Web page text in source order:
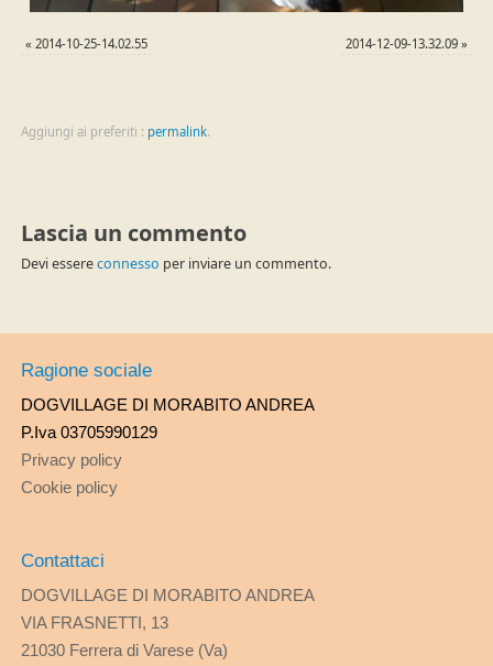
« 2014-10-25-14.02.55 2014-12-09-13.32.09 »
Aggiungi ai preferiti : permalink.
Lascia un commento
Devi essereconnesso per inviare un commento.
Ragione sociale
DOGVILLAGE DI MORABITO ANDREA
P.Iva 03705990129
Privacy policy
Cookie policy
Contattaci
DOGVILLAGE DI MORABITO ANDREA
VIA FRASNETTI, 13
21030 Ferrera di Varese (Va)